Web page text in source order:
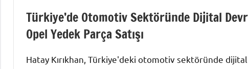
Türkiye’de Otomotiv Sektöründe Dijital
Opel Yedek Parça Satışı
Hatay Kırıkhan, Türkiye'deki otomotiv sektöründe